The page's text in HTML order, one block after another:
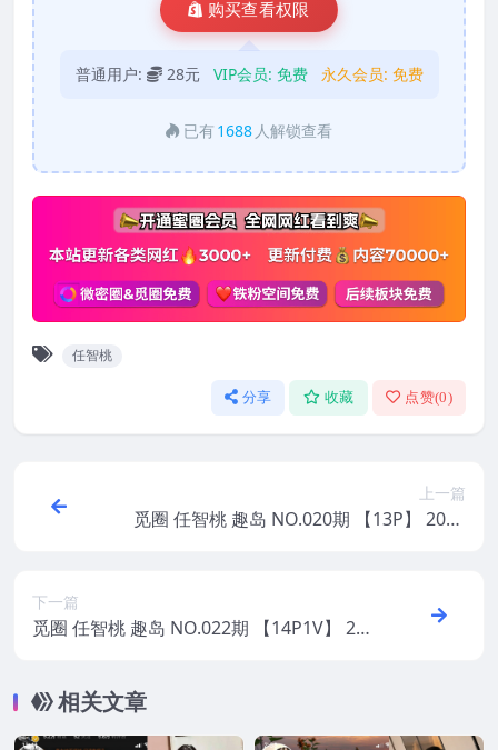
购买查看权限
普通用户: 28元 VIP会员: 免费 永久会员: 免费
已有 1688 人解锁查看
任智桃
分享 收藏 点赞(0)
上一篇
觅圈 任智桃 趣岛 NO.020期 【13P】 2025
下一篇
觅圈 任智桃 趣岛 NO.022期 【14P1V】 202
相关文章